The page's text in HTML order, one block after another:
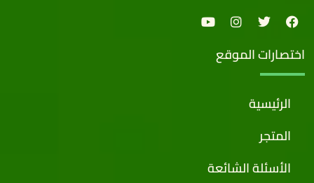
اختصارات الموقع
الرئيسية
المتجر
الأسئلة الشائعة